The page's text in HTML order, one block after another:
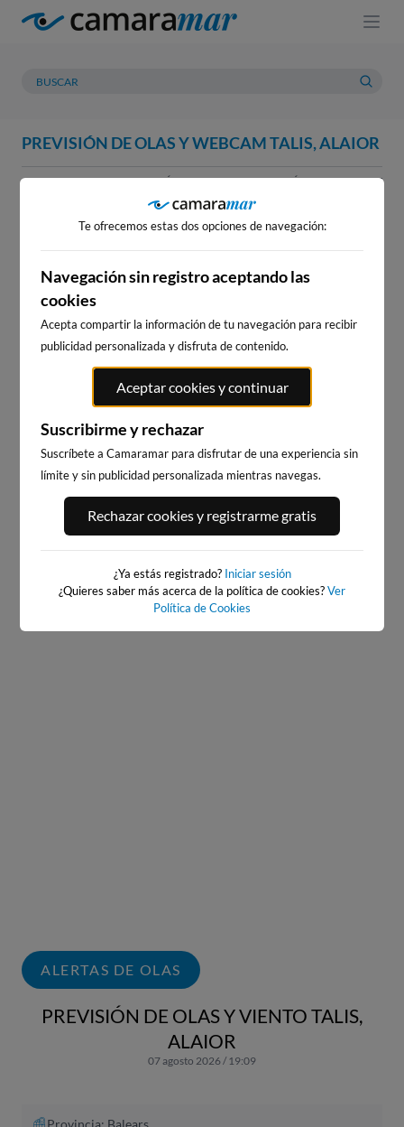
PREVISIÓN DE OLAS Y WEBCAM TALIS, ALAIOR
WEBCAM PREVISIÓN METEOROLOGÍA MAREAS
WEBCAM TALIS, ALAIOR
PORT ANDRATX
149km · Andratx
PLAYA EL MASNOU
228km · El Masnou
0.0 m CHOPI
ALERTAS DE OLAS
PREVISIÓN DE OLAS Y VIENTO TALIS,
ALAIOR
07 agosto 2026 / 19:09
Provincia: Balears
Te ofrecemos estas dos opciones de navegación:
Navegación sin registro aceptando las
cookies
Acepta compartir la información de tu navegación para recibir
publicidad personalizada y disfruta de contenido.
Aceptar cookies y continuar
Suscribirme y rechazar
Suscríbete a Camaramar para disfrutar de una experiencia sin
límite y sin publicidad personalizada mientras navegas.
Rechazar cookies y registrarme gratis
¿Ya estás registrado? Iniciar sesión
¿Quieres saber más acerca de la política de cookies?Ver
Política de Cookies